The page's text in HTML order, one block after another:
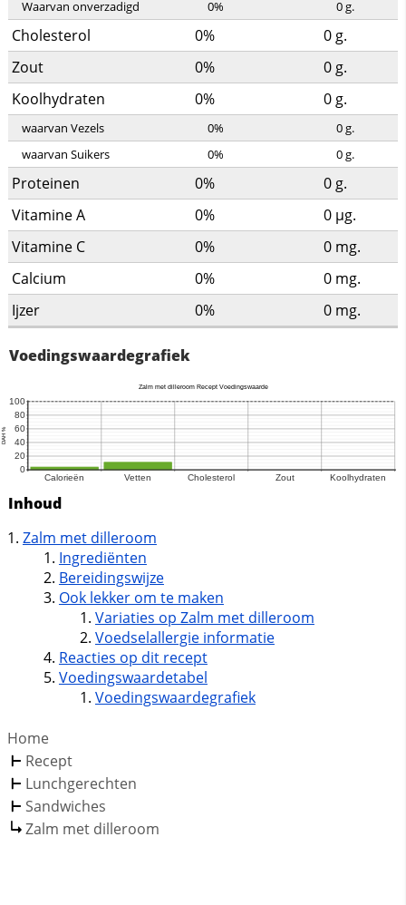
Waarvan onverzadigd 0% 0g.
Cholesterol 0% 0 g.
Zout
0% 0 g.
Koolhydraten
0% 0 g.
waarvan Vezels 0% 0g.
waarvan Suikers
0% 0g.
Proteinen 0% 0 g.
Vitamine A
0% 0 µg.
Vitamine C
0% 0 mg.
Calcium
0% 0 mg.
Ijzer
0% 0 mg.
Voedingswaardegrafiek
Inhoud
Zalm met dilleroom
Ingrediënten
Bereidingswijze
Ook lekker om te maken
Variaties op Zalm met dilleroom
Voedselallergie informatie
Reacties op dit recept
Voedingswaardetabel
Voedingswaardegrafiek
Home
Recept
Lunchgerechten
Sandwiches
Zalm met dilleroom